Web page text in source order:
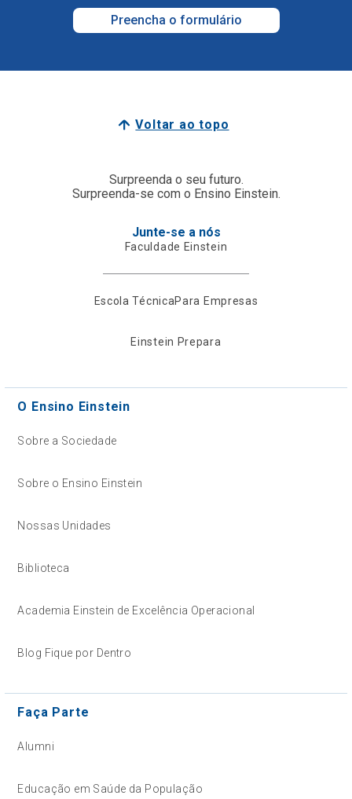
Preencha o formulário
Voltar ao topo
Surpreenda o seu futuro.
Surpreenda-se com o Ensino Einstein.
Junte-se a nós
Faculdade Einstein
Escola TécnicaPara Empresas
Einstein Prepara
O Ensino Einstein
Sobre a Sociedade
Sobre o Ensino Einstein
Nossas Unidades
Biblioteca
Academia Einstein de Excelência Operacional
Blog Fique por Dentro
Faça Parte
Alumni
Educação em Saúde da População